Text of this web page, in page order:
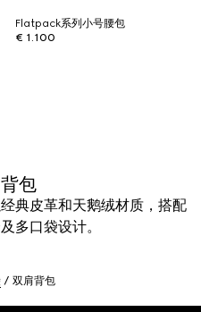
Flatpack系列小号腰包
€ 1.100
包
典皮革和天鹅绒材质，搭配
多口袋设计。
双肩背包